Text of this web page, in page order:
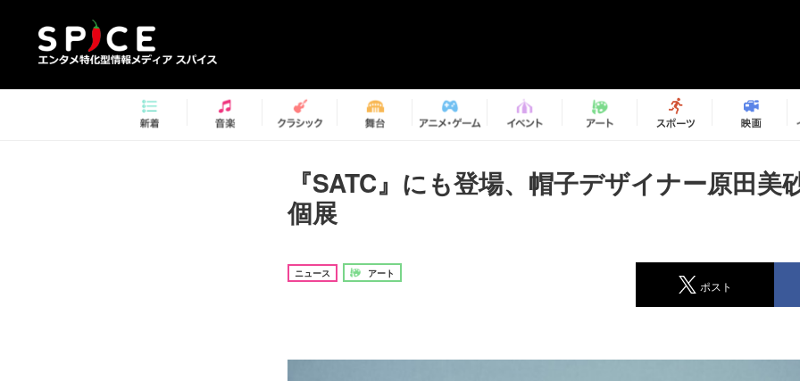
『SATC』にも登場、帽子デザイナー原田美
個展
ニュース アート
ポスト